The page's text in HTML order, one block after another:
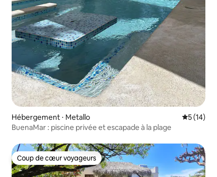
Hébergement ⋅ Metallo
5 (14)
BuenaMar : piscine privée et escapade à la plage
Coup de cœur voyageurs
Coup de cœur voyageurs